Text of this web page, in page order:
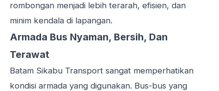
rombongan menjadi lebih terarah, efisien, dan
minim kendala di lapangan.
Armada Bus Nyaman, Bersih, Dan
Terawat
Batam Sikabu Transport sangat memperhatikan
kondisi armada yang digunakan. Bus-bus yang